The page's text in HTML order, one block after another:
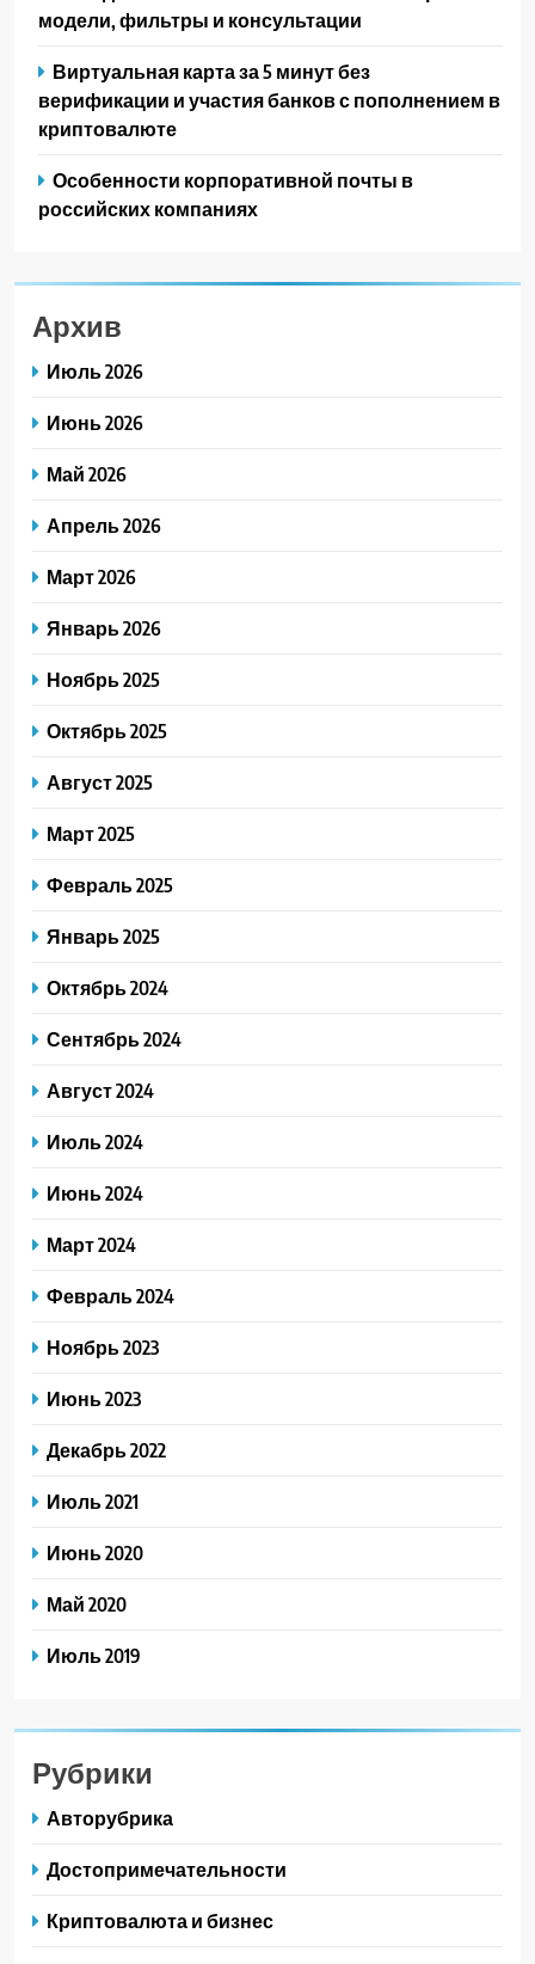
модели, фильтры и консультации
Виртуальная карта за 5 минут без
верификации и участия банков с пополнением в
криптовалюте
Особенности корпоративной почты в
российских компаниях
Архив
Июль 2026
Июнь 2026
Май 2026
Апрель 2026
Март 2026
Январь 2026
Ноябрь 2025
Октябрь 2025
Август 2025
Март 2025
Февраль 2025
Январь 2025
Октябрь 2024
Сентябрь 2024
Август 2024
Июль 2024
Июнь 2024
Март 2024
Февраль 2024
Ноябрь 2023
Июнь 2023
Декабрь 2022
Июль 2021
Июнь 2020
Май 2020
Июль 2019
Рубрики
Авторубрика
Достопримечательности
Криптовалюта и бизнес